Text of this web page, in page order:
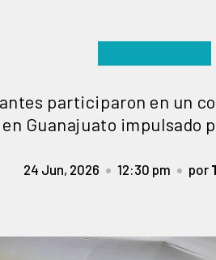
participaron en un
Guanajuato impulsado
24 Jun, 2026 12:30 pm por